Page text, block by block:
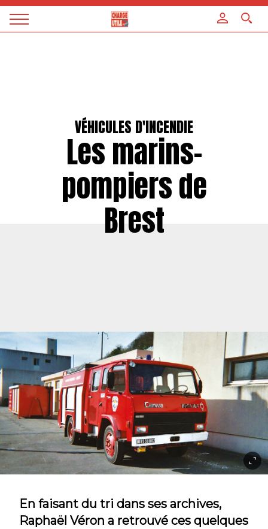
Magazine
VÉHICULES D'INCENDIE
Les marins-
pompiers de
Brest
En faisant du tri dans ses archives,
Raphaël Véron a retrouvé ces quelques
Panneau de gestion des cookies